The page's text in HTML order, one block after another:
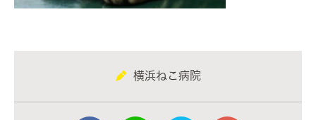
横浜ねこ病院